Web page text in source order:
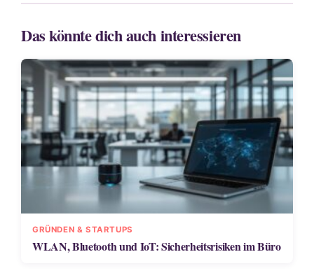
Das könnte dich auch interessieren
GRÜNDEN & STARTUPS
WLAN, Bluetooth und IoT: Sicherheitsrisiken im Büro